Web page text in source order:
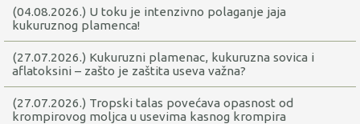
(04.08.2026.) U toku je intenzivno polaganje jaja
kukuruznog plamenca!
(27.07.2026.) Kukuruzni plamenac, kukuruzna sovica i
aflatoksini – zašto je zaštita useva važna?
(27.07.2026.) Tropski talas povećava opasnost od
krompirovog moljca u usevima kasnog krompira